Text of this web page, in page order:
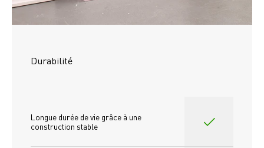
Durabilité
Longue durée de vie grâce à une
construction stable